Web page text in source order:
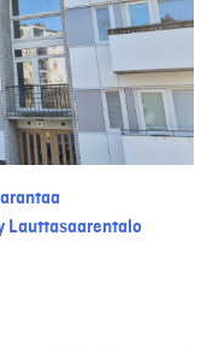
Lauttasaarentalo